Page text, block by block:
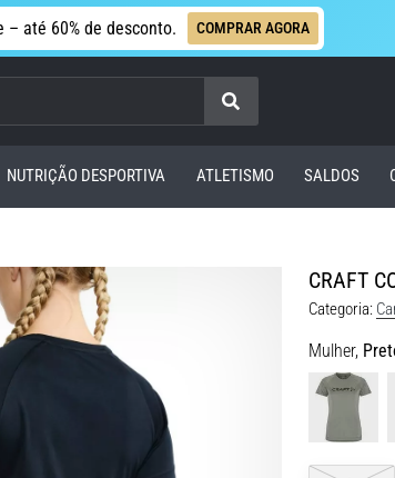
até 60% de desconto. COMPRAR AGORA
Procurar
NUTRIÇÃO DESPORTIVA ATLETISMO SALDOS
CRAFT
Categoria:
Mulher,